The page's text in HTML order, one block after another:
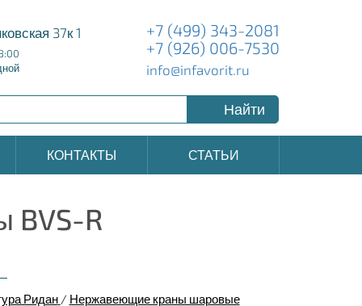
37к 1
+7 (499) 343-2081
+7 (926) 006-7530
info@infavorit.ru
Найти
КОНТАКТЫ СТАТЬИ
BVS-R
Ридан / Нержавеющие краны шаровые